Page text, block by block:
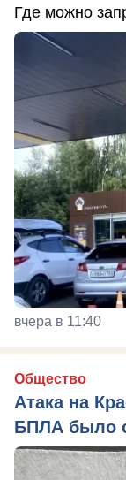
Где можно
вчера в 11:40
Общество
Атака на
БПЛА было